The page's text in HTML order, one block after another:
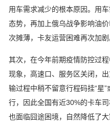
用车需求减少的根本原因。用
态势，再加上俄乌战争影响油
次摊薄，卡友运营困难再次加剧
其次，在今年前期疫情防控过
现象，高速口、服务区关闭，
输过程中稍不留意行程码挂“星
行，因此全国有近30%的卡车
也面临囧途困境，自然降低了大